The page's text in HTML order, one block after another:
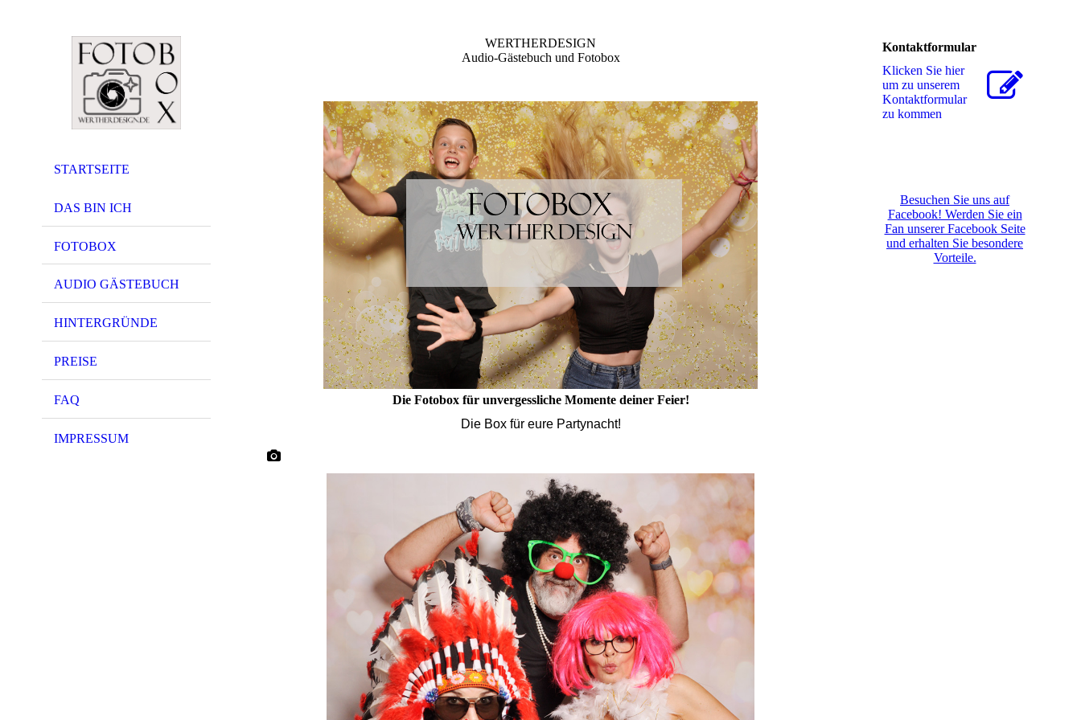
STARTSEITE
DAS BIN ICH
FOTOBOX
AUDIO GÄSTEBUCH
HINTERGRÜNDE
PREISE
FAQ
IMPRESSUM
WERTHERDESIGN
Audio-Gästebuch und Fotobox
Die Fotobox für unvergessliche Momente deiner Feier!
Die Box für eure Partynacht!
Kontaktformular
Klicken Sie hier
um zu unserem
Kon­takt­for­mu­lar
zu kommen
Besuchen Sie uns auf
Facebook! Werden Sie ein
Fan unserer Facebook Seite
und erhalten Sie besondere
Vorteile.